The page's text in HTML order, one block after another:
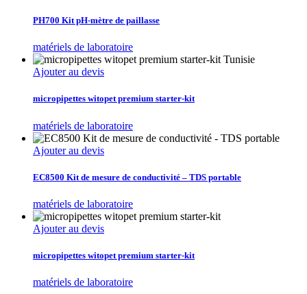
PH700 Kit pH-mètre de paillasse
matériels de laboratoire
Ajouter au devis
micropipettes witopet premium starter-kit
matériels de laboratoire
Ajouter au devis
EC8500 Kit de mesure de conductivité – TDS portable
matériels de laboratoire
Ajouter au devis
micropipettes witopet premium starter-kit
matériels de laboratoire